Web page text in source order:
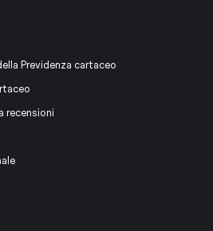
Previdenza cartaceo
recensioni